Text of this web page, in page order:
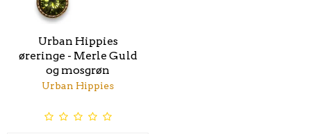
Urban Hippies
øreringe - Merle Guld
og mosgrøn
Urban Hippies